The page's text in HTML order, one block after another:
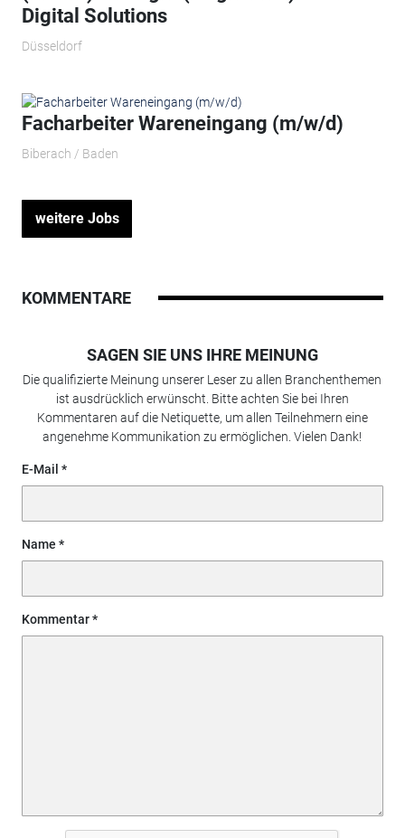
Digital Solutions
Düsseldorf
Facharbeiter Wareneingang (m/w/d)
Biberach / Baden
weitere Jobs
KOMMENTARE
SAGEN SIE UNS IHRE MEINUNG
Die qualifizierte Meinung unserer Leser zu allen Branchenthemen
ist ausdrücklich erwünscht. Bitte achten Sie bei Ihren
Kommentaren auf die Netiquette, um allen Teilnehmern eine
angenehme Kommunikation zu ermöglichen. Vielen Dank!
E-Mail
Name
Kommentar